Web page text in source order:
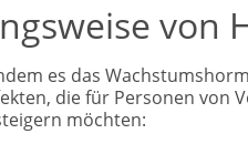
von
es das
die für Personen von
möchten: